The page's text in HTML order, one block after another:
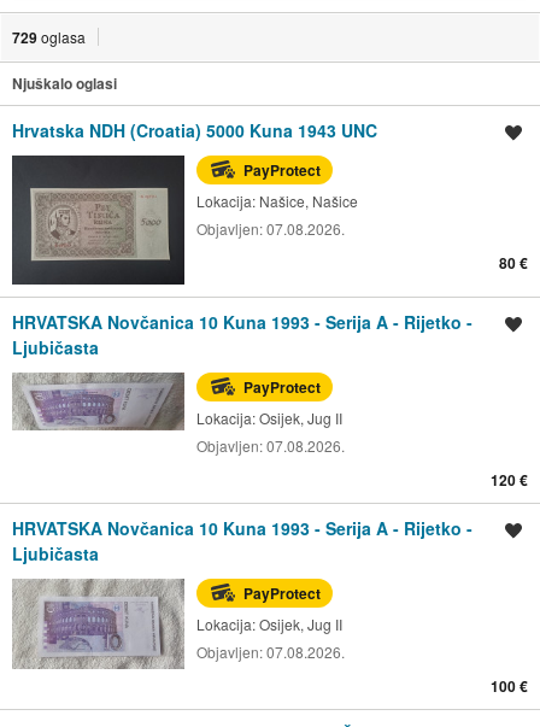
729oglasa
Njuškalo oglasi
Hrvatska NDH (Croatia) 5000 Kuna 1943 UNC
PayProtect
Lokacija: Našice, Našice
Objavljen:07.08.2026.
80 €
HRVATSKA Novčanica 10 Kuna 1993 - Serija A - Rijetko -
Ljubičasta
PayProtect
Lokacija:Osijek, Jug II
Objavljen:07.08.2026.
120 €
HRVATSKA Novčanica 10 Kuna 1993 - Serija A - Rijetko -
Ljubičasta
PayProtect
Lokacija:Osijek, Jug II
Objavljen:07.08.2026.
100 €